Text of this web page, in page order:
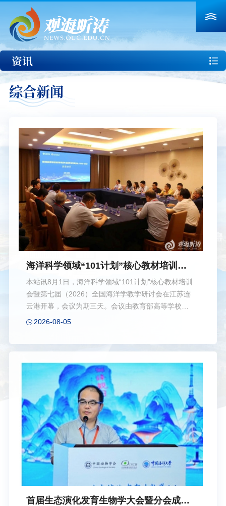
综合新闻
海洋科学领域“101计划”核心教材培训会
暨第七届（2026）全国海洋学教学研讨会
召开
本站讯8月1日，海洋科学领域“101计划”核心教材培训
会暨第七届（2026）全国海洋学教学研讨会在江苏连
云港开幕，会议为期三天。会议由教育部高等学校海
洋科学类专业教学指导委员会指导，中国海洋大学主
办。来自全国30余所涉海高校、科研院所和出版机构
议。会议聚焦海洋科学“101计划”核心教材内容推广与
课堂教学改革，开展深度教研交流。会议同期召开教
育部高等学校海洋科学类专业教学指导委员会预备会
议，助力全国海洋专业人才培养质量提质升级。江苏
海洋大学校长袁林旺，中国海洋大学党委副书记蒋秋
飚，教育部高等学校海洋科学类专业教学指导委员...
2026-08-05
首届生态演化发育生物学大会暨分会成立
资讯